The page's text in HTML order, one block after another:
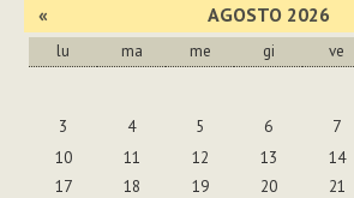
« AGOSTO 2026
lu ma me gi ve
3
4 5 6 7
10
11 12 13 14
17
18 19 20 21